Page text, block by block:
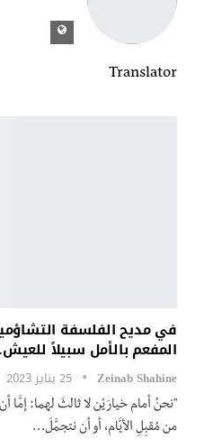
Translator
في مديح الفلسفة
المفعم بالأمل سبيلاً
Zeinab Shahine 25 يناير 2023
"نحنُ أمام خيارَيْن لا ثالثَ لهما: إمَّا أن
من مُقبِلِ الأيَّام، أو أن نتجمَّلَ…